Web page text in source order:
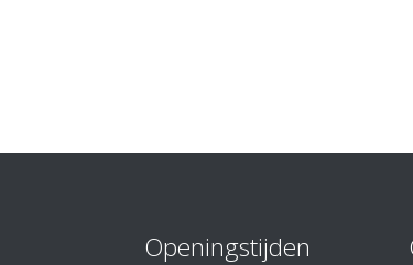
Openingstijden